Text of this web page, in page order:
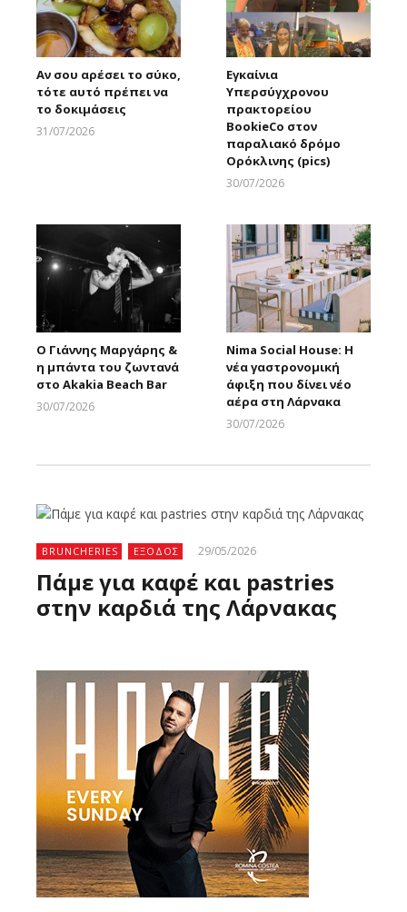
Αν σου αρέσει το σύκο,
τότε αυτό πρέπει να
το δοκιμάσεις
31/07/2026
Εγκαίνια
Υπερσύγχρονου
πρακτορείου
BookieCo στον
παραλιακό δρόμο
Ορόκλινης (pics)
30/07/2026
Ο Γιάννης Μαργάρης &
η μπάντα του ζωντανά
στο Akakia Beach Bar
30/07/2026
Nima Social House: Η
νέα γαστρονομική
άφιξη που δίνει νέο
αέρα στη Λάρνακα
30/07/2026
BRUNCHERIES ΕΞΟΔΟΣ 29/05/2026
Πάμε για καφέ και pastries
στην καρδιά της Λάρνακας